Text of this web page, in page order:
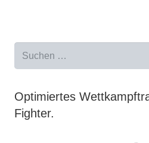
Optimiertes
Fighter.